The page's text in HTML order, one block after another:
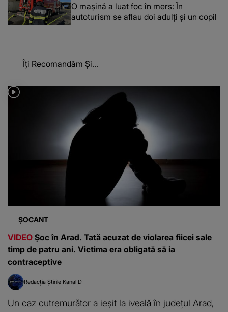
O maşină a luat foc în mers: În
autoturism se aflau doi adulți și un copil
Îți Recomandăm Și...
ȘOCANT
VIDEO Șoc în Arad. Tată acuzat de violarea fiicei sale
timp de patru ani. Victima era obligată să ia
contraceptive
Redacția Știrile Kanal D
Un caz cutremurător a ieșit la iveală în județul Arad,